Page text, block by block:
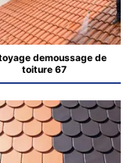
demoussage de
toiture 67